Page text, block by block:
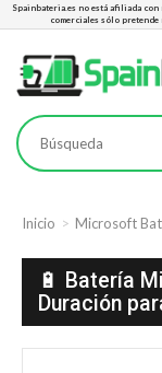
Spainbateria.es no está afiliada
comerciales sólo
Inicio Microsoft
🔋 Batería
Duración